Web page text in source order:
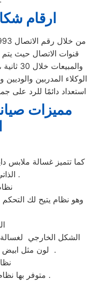
ارقام
قنوات الاتصال حيث
الوكلاء المدربين
استعداد دائمًا للرد على
مميزات
كما تتميز غسالة ملابس
الذاتي للحله بعد الغسيل .
وهو نظام يتيح لك
الشكل الخارجي لغسالة
لون مثل ابيض واسود وسيلفر لتناسب الجميع .
متوفر بها نظام لفصل الكهرباء كل 15 ثانيه .